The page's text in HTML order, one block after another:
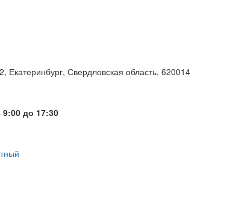
Екатеринбург, Свердловская область, 620014
9:00 до 17:30